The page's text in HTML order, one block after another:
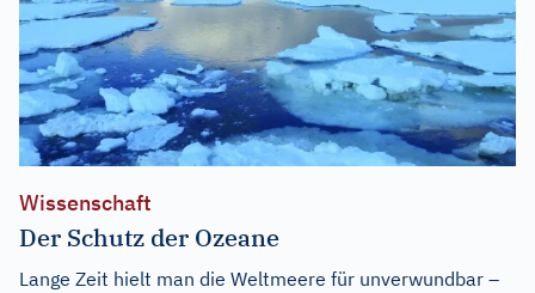
Wissenschaft
Der Schutz der Ozeane
Lange Zeit hielt man die Weltmeere für unverwundbar –